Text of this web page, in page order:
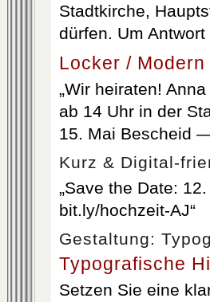
Stadtkirche,
dürfen. Um
Locker / Modern
„Wir heiraten!
ab 14 Uhr in der
15. Mai Bescheid
Kurz & Digital-
„Save the Date:
bit.ly/hochzeit-AJ“
Gestaltung:
Typografische
Setzen Sie eine